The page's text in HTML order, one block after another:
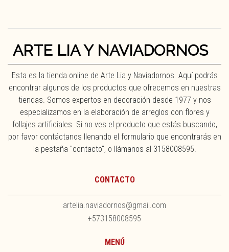
ARTE LIA Y NAVIADORNOS
Esta es la tienda online de Arte Lia y Naviadornos. Aquí podrás
encontrar algunos de los productos que ofrecemos en nuestras
tiendas. Somos expertos en decoración desde 1977 y nos
especializamos en la elaboración de arreglos con flores y
follajes artificiales. Si no ves el producto que estás buscando,
por favor contáctanos llenando el formulario que encontrarás en
la pestaña "contacto", o llámanos al 3158008595.
CONTACTO
artelia.naviadornos@gmail.com
+573158008595
MENÚ